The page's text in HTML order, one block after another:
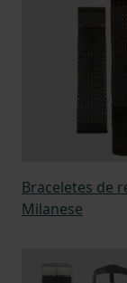
Braceletes de
Milanese